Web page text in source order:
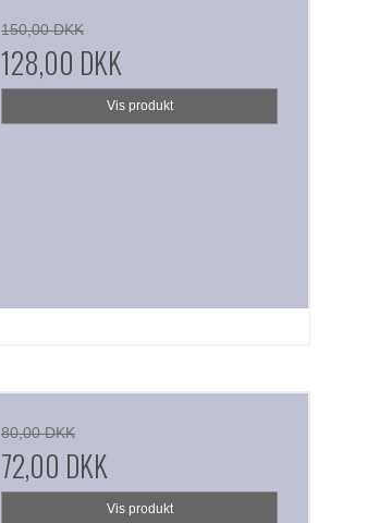
150,00 DKK
128,00 DKK
Vis produkt
80,00 DKK
72,00 DKK
Vis produkt